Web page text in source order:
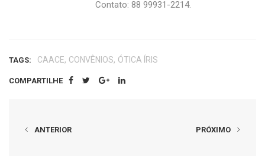
Contato: 88 99931-2214.
TAGS: CAACE, CONVÊNIOS, ÓTICA ÍRIS
COMPARTILHE
ANTERIOR PRÓXIMO